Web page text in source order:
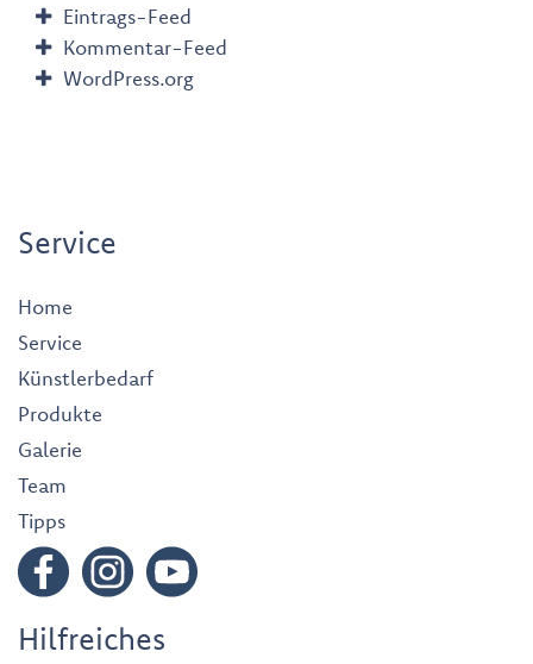
Eintrags-Feed
Kommentar-Feed
WordPress.org
Service
Home
Service
Künstlerbedarf
Produkte
Galerie
Team
Tipps
Hilfreiches